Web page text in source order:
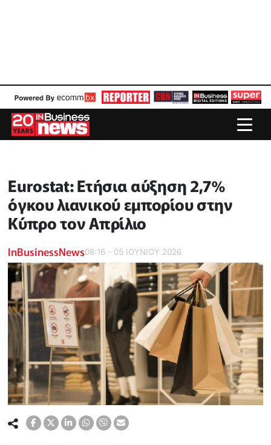
Eurostat: Ετήσια αύξηση 2,7%
όγκου λιανικού εμπορίου στην
Κύπρο τον Απρίλιο
InBusinessNews08:16 - 05 ΙΟΥΝΙΟΥ 2026